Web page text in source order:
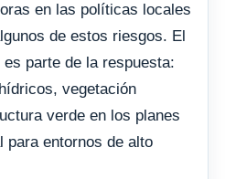
en las políticas locales
de estos riesgos. El
parte de la respuesta:
vegetación
verde en los planes
para entornos de alto